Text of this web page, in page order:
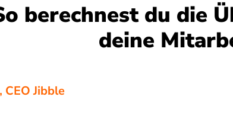
berechnest du die
deine
CEO Jibble